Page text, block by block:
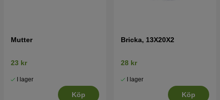
Mutter
23 kr
I lager
Köp
Bricka, 13X20X2
28 kr
I lager
Köp